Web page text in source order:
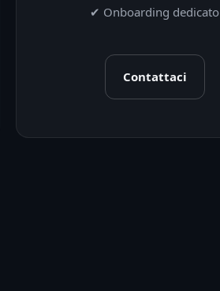
✔ Onboarding dedicato
Contattaci